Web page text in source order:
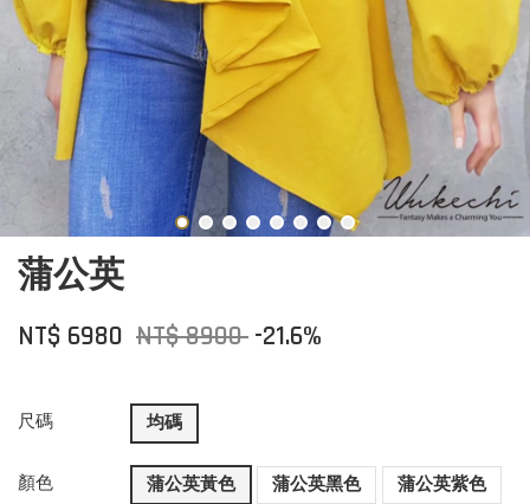
蒲公英
NT$ 6980 NT$ 8900 -21.6%
尺碼 均碼
顏色 蒲公英黃色 蒲公英黑色
蒲公英紫色